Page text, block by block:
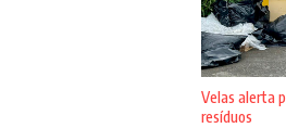
Velas alerta
resíduos